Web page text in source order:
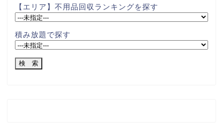
【エリア】不用品回収ランキングを探す
積み放題で探す